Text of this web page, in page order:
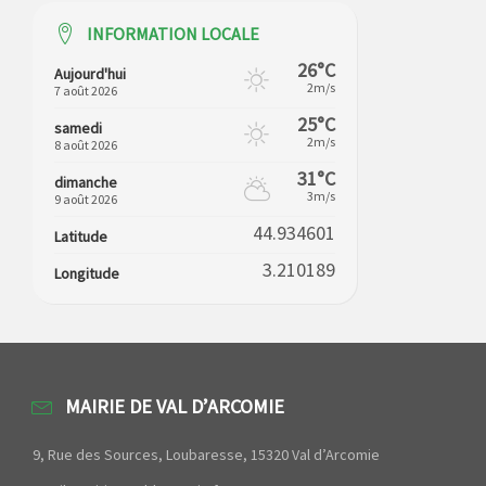
INFORMATION LOCALE
Aujourd'hui
7 août 2026
26°C
2m/s
samedi
8 août 2026
25°C
2m/s
dimanche
9 août 2026
31°C
3m/s
Latitude 44.934601
Longitude 3.210189
MAIRIE DE VAL D’ARCOMIE
9, Rue des Sources, Loubaresse, 15320 Val d’Arcomie